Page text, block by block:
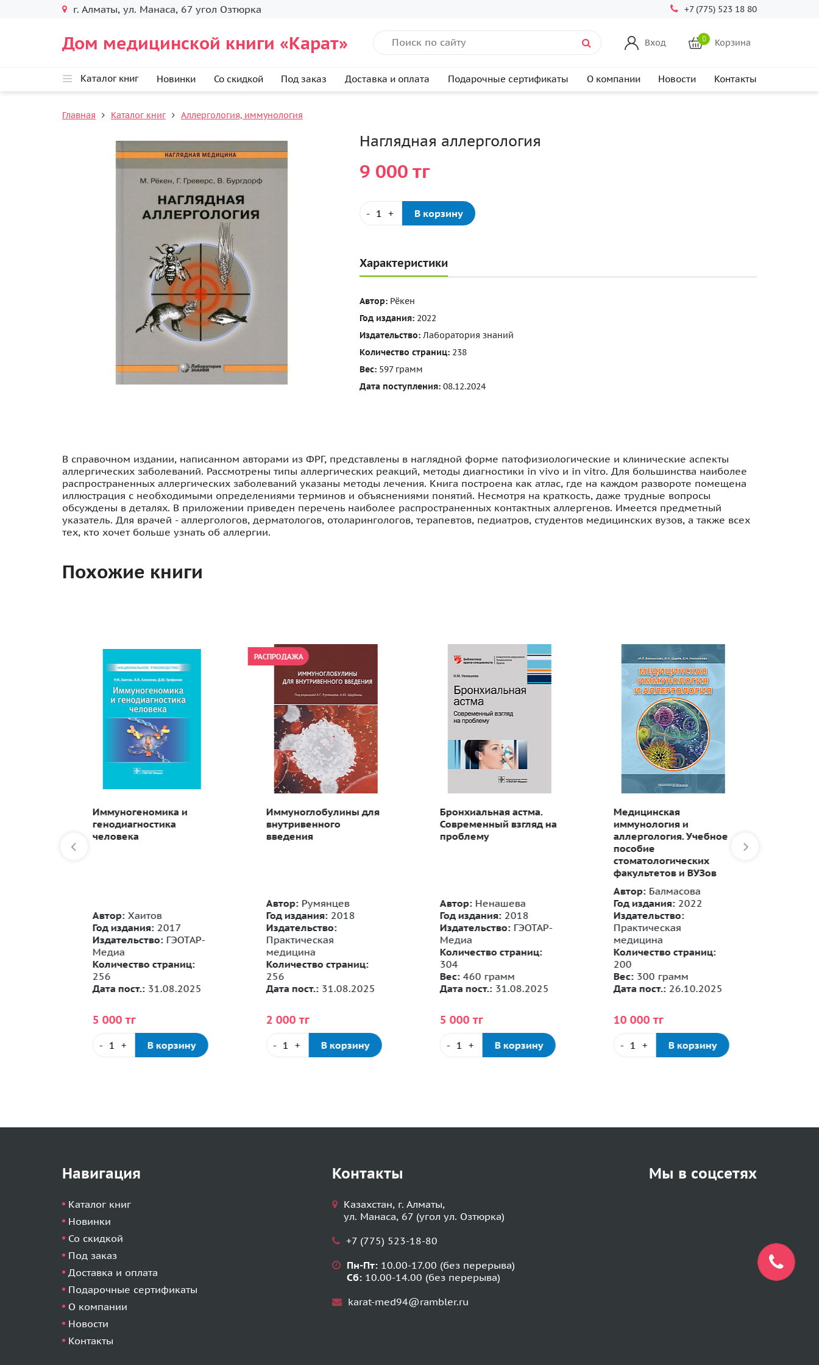
г. Алматы, ул. Манаса, 67 угол Озтюрка +7 (775) 523 18 80
Дом медицинской книги «Карат» Вход 0 Корзина
Каталог книг Новинки Со скидкой Под заказ Доставка и оплата Подарочные сертификаты О компании Новости Контакты
Главная Каталог книг Аллергология, иммунология
Наглядная аллергология
9 000 тг
- + В корзину
Характеристики
Автор:Рёкен
Год издания:2022
Издательство:Лаборатория знаний
Количество страниц:238
Вес:597 грамм
Дата поступления:08.12.2024
В справочном издании, написанном авторами из ФРГ, представлены в наглядной форме патофизиологические и клинические аспекты
аллергических заболеваний. Рассмотрены типы аллергических реакций, методы диагностики in vivo и in vitro. Для большинства наиболее
распространенных аллергических заболеваний указаны методы лечения. Книга построена как атлас, где на каждом развороте помещена
иллюстрация с необходимыми определениями терминов и объяснениями понятий. Несмотря на краткость, даже трудные вопросы
обсуждены в деталях. В приложении приведен перечень наиболее распространенных контактных аллергенов. Имеется предметный
указатель. Для врачей - аллергологов, дерматологов, отоларингологов, терапевтов, педиатров, студентов медицинских вузов, а также всех
тех, кто хочет больше узнать об аллергии.
Похожие книги
Иммуногеномика и
генодиагностика
человека
Автор:Хаитов
Год издания:2017
Издательство:ГЭОТАР-
Медиа
Количество страниц:
256
Дата пост.:31.08.2025
5 000 тг
- + В корзину
РАСПРОДАЖА
Иммуноглобулины для
внутривенного
введения
Автор:Румянцев
Год издания:2018
Издательство:
Практическая
медицина
Количество страниц:
256
Дата пост.:31.08.2025
2 000 тг
- + В корзину
Бронхиальная астма.
Современный взгляд на
проблему
Автор:Ненашева
Год издания:2018
Издательство:ГЭОТАР-
Медиа
Количество страниц:
304
Вес:460 грамм
Дата пост.:31.08.2025
5 000 тг
- + В корзину
Медицинская
иммунология и
аллергология. Учебное
пособие
стоматологических
факультетов и ВУЗов
Автор:Балмасова
Год издания:2022
Издательство:
Практическая
медицина
Количество страниц:
200
Вес:300 грамм
Дата пост.:26.10.2025
10 000 тг
- + В корзину
Навигация
Каталог книг
Новинки
Со скидкой
Под заказ
Доставка и оплата
Подарочные сертификаты
О компании
Новости
Контакты
Контакты
Казахстан, г. Алматы,
ул. Манаса, 67 (угол ул. Озтюрка)
+7 (775) 523-18-80
Пн-Пт:10.00-17.00 (без перерыва)
Сб:10.00-14.00 (без перерыва)
karat-med94@rambler.ru
Мы в соцсетях